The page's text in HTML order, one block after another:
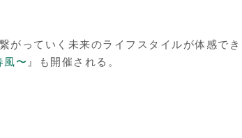
がっていく未来のライフスタイルが体感でき
〜 』も開催される。